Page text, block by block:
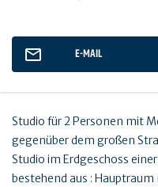
E-MAIL
Studio für 2 Personen mit
gegenüber dem großen
Studio im Erdgeschoss
bestehend aus :